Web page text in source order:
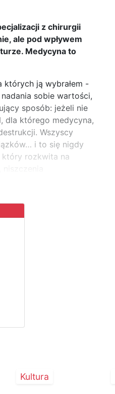
z chirurgii
ale pod wpływem
Medycyna to
których ją wybrałem -
sobie wartości,
sposób: jeżeli nie
dla którego medycyna,
Wszyscy
i to się nigdy
który rozkwita na
Kultura